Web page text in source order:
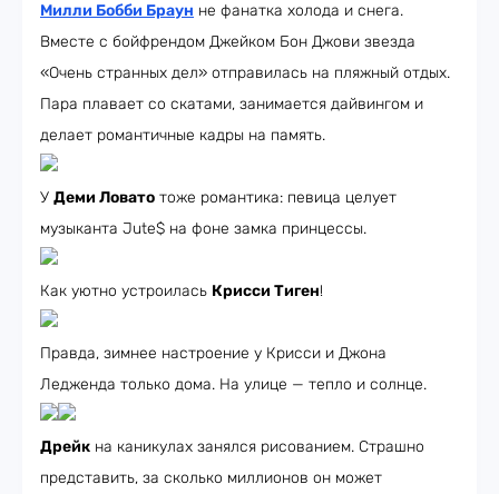
Милли Бобби Браун не фанатка холода и снега.
Вместе с бойфрендом Джейком Бон Джови звезда
«Очень странных дел» отправилась на пляжный отдых.
Пара плавает со скатами, занимается дайвингом и
делает романтичные кадры на память.
У Деми Ловато тоже романтика: певица целует
музыканта Jute$ на фоне замка принцессы.
Как уютно устроилась Крисси Тиген!
Правда, зимнее настроение у Крисси и Джона
Ледженда только дома. На улице — тепло и солнце.
Дрейк на каникулах занялся рисованием. Страшно
представить, за сколько миллионов он может